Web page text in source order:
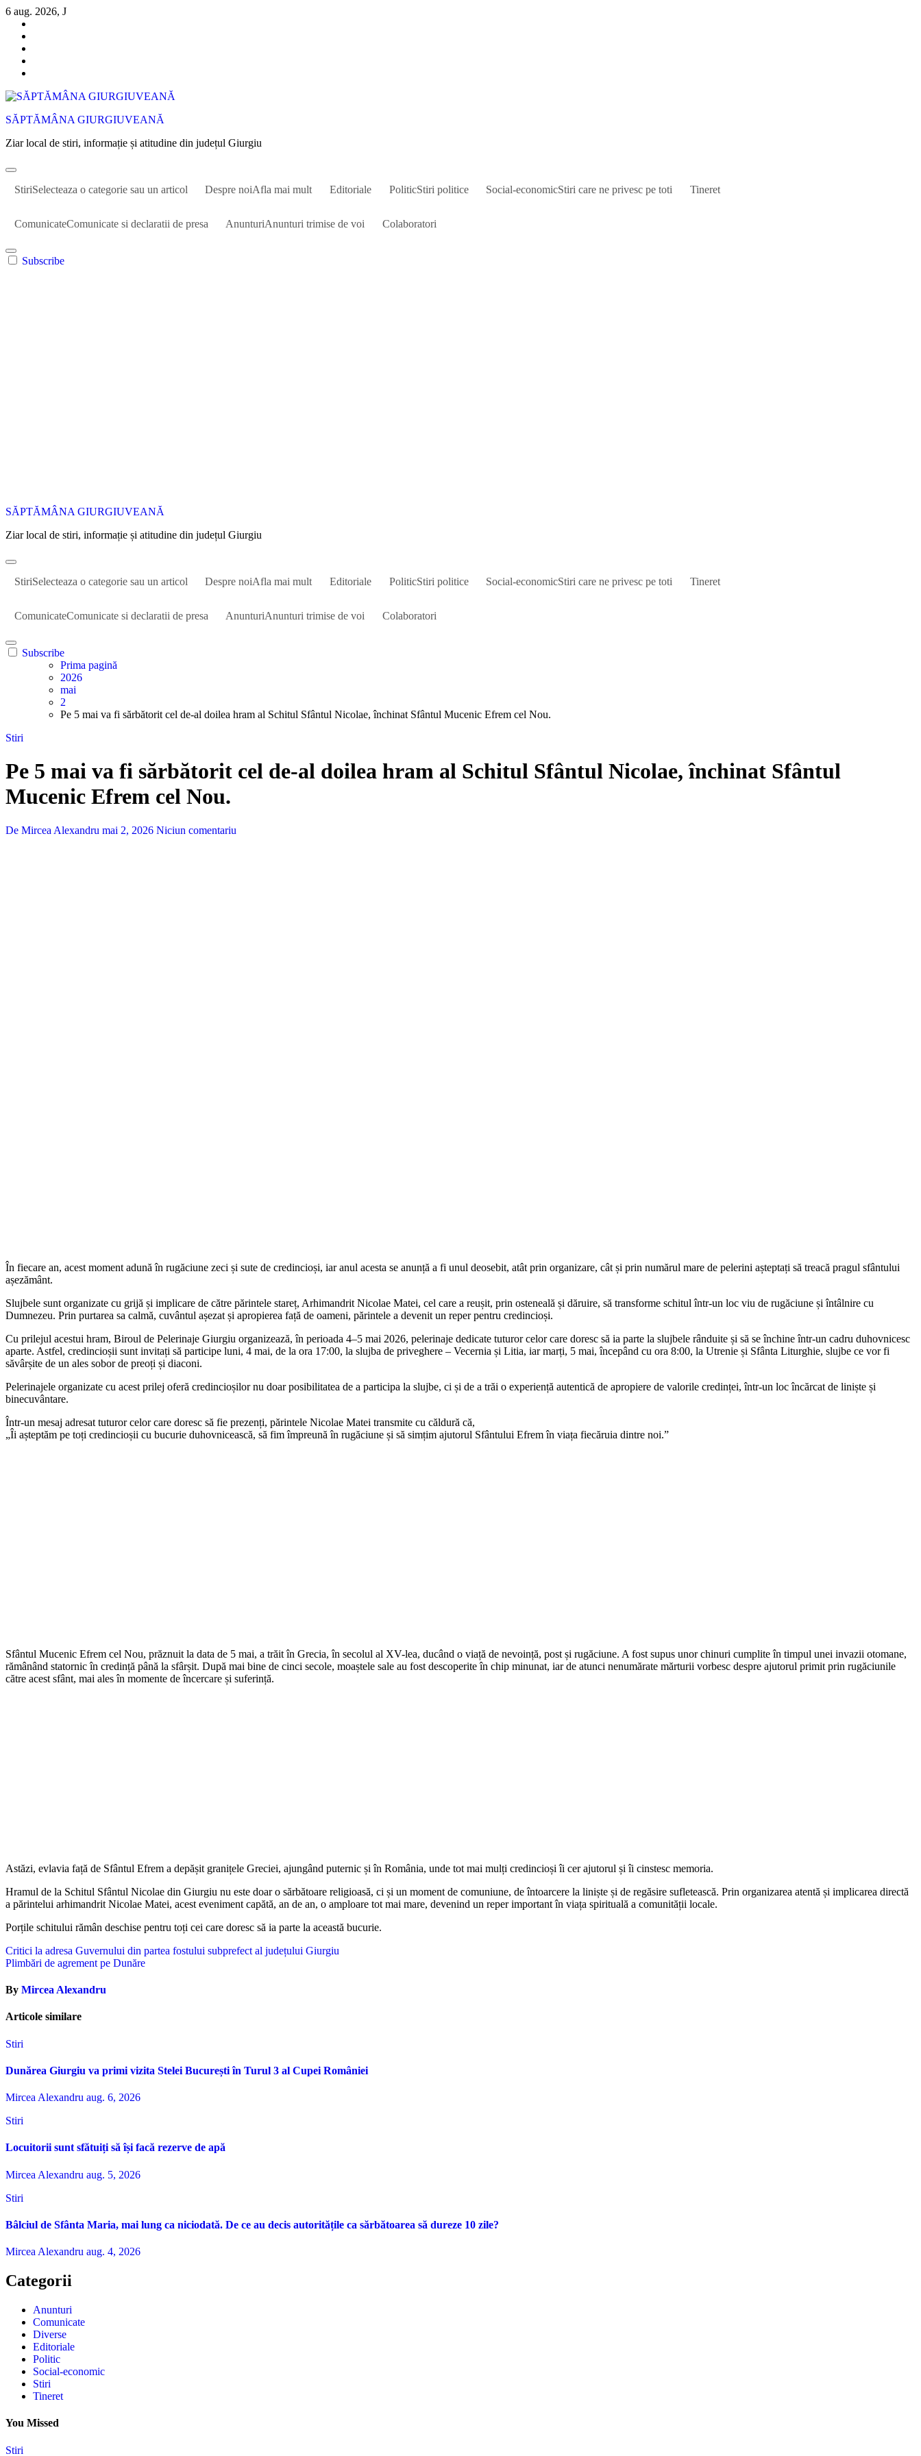
Sari
conținut
6 aug. 2026, J
SĂPTĂMÂNA GIURGIUVEANĂ
Ziar local de stiri, informație și atitudine din județul Giurgiu
StiriSelecteaza o categorie sau un articol Despre noiAfla mai mult Editoriale PoliticStiri politice Social-economicStiri care ne privesc pe toti Tineret
ComunicateComunicate si declaratii de presa AnunturiAnunturi trimise de voi Colaboratori
Subscribe
SĂPTĂMÂNA GIURGIUVEANĂ
Ziar local de stiri, informație și atitudine din județul Giurgiu
StiriSelecteaza o categorie sau un articol Despre noiAfla mai mult Editoriale PoliticStiri politice Social-economicStiri care ne privesc pe toti Tineret
ComunicateComunicate si declaratii de presa AnunturiAnunturi trimise de voi Colaboratori
Subscribe
Prima pagină
2026
mai
2
Pe 5 mai va fi sărbătorit cel de-al doilea hram al Schitul Sfântul Nicolae, închinat Sfântul Mucenic Efrem cel Nou.
Stiri
Pe 5 mai va fi sărbătorit cel de-al doilea hram al Schitul Sfântul Nicolae, închinat Sfântul
Mucenic Efrem cel Nou.
De Mircea Alexandru mai 2, 2026 Niciun comentariu
În fiecare an, acest moment adună în rugăciune zeci și sute de credincioși, iar anul acesta se anunță a fi unul deosebit, atât prin organizare, cât și prin numărul mare de pelerini așteptați să treacă pragul sfântului
așezământ.
Slujbele sunt organizate cu grijă și implicare de către părintele stareț, Arhimandrit Nicolae Matei, cel care a reușit, prin osteneală și dăruire, să transforme schitul într-un loc viu de rugăciune și întâlnire cu
Dumnezeu. Prin purtarea sa calmă, cuvântul așezat și apropierea față de oameni, părintele a devenit un reper pentru credincioși.
Cu prilejul acestui hram, Biroul de Pelerinaje Giurgiu organizează, în perioada 4–5 mai 2026, pelerinaje dedicate tuturor celor care doresc să ia parte la slujbele rânduite și să se închine într-un cadru duhovnicesc
aparte. Astfel, credincioșii sunt invitați să participe luni, 4 mai, de la ora 17:00, la slujba de priveghere – Vecernia și Litia, iar marți, 5 mai, începând cu ora 8:00, la Utrenie și Sfânta Liturghie, slujbe ce vor fi
săvârșite de un ales sobor de preoți și diaconi.
Pelerinajele organizate cu acest prilej oferă credincioșilor nu doar posibilitatea de a participa la slujbe, ci și de a trăi o experiență autentică de apropiere de valorile credinței, într-un loc încărcat de liniște și
binecuvântare.
Într-un mesaj adresat tuturor celor care doresc să fie prezenți, părintele Nicolae Matei transmite cu căldură că,
„Îi așteptăm pe toți credincioșii cu bucurie duhovnicească, să fim împreună în rugăciune și să simțim ajutorul Sfântului Efrem în viața fiecăruia dintre noi.”
Sfântul Mucenic Efrem cel Nou, prăznuit la data de 5 mai, a trăit în Grecia, în secolul al XV-lea, ducând o viață de nevoință, post și rugăciune. A fost supus unor chinuri cumplite în timpul unei invazii otomane,
rămânând statornic în credință până la sfârșit. După mai bine de cinci secole, moaștele sale au fost descoperite în chip minunat, iar de atunci nenumărate mărturii vorbesc despre ajutorul primit prin rugăciunile
către acest sfânt, mai ales în momente de încercare și suferință.
Astăzi, evlavia față de Sfântul Efrem a depășit granițele Greciei, ajungând puternic și în România, unde tot mai mulți credincioși îi cer ajutorul și îi cinstesc memoria.
Hramul de la Schitul Sfântul Nicolae din Giurgiu nu este doar o sărbătoare religioasă, ci și un moment de comuniune, de întoarcere la liniște și de regăsire sufletească. Prin organizarea atentă și implicarea directă
a părintelui arhimandrit Nicolae Matei, acest eveniment capătă, an de an, o amploare tot mai mare, devenind un reper important în viața spirituală a comunității locale.
Porțile schitului rămân deschise pentru toți cei care doresc să ia parte la această bucurie.
Navigare
în
articole
Critici la adresa Guvernului din partea fostului subprefect al județului Giurgiu
Plimbări de agrement pe Dunăre
By Mircea Alexandru
Articole similare
Stiri
Dunărea Giurgiu va primi vizita Stelei București în Turul 3 al Cupei României
Mircea Alexandru aug. 6, 2026
Stiri
Locuitorii sunt sfătuiți să își facă rezerve de apă
Mircea Alexandru aug. 5, 2026
Stiri
Bâlciul de Sfânta Maria, mai lung ca niciodată. De ce au decis autoritățile ca sărbătoarea să dureze 10 zile?
Mircea Alexandru aug. 4, 2026
Categorii
Anunturi
Comunicate
Diverse
Editoriale
Politic
Social-economic
Stiri
Tineret
You Missed
Stiri